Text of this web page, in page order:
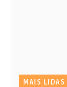
MAIS LIDAS